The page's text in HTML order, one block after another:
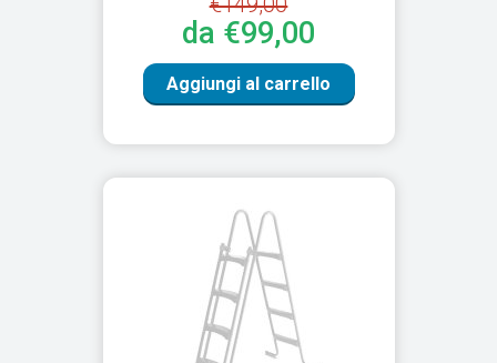
da €99,00
Aggiungi al carrello